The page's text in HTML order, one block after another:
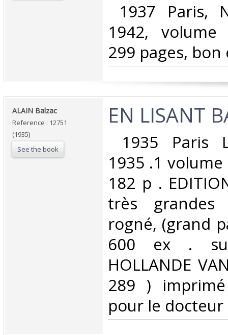
1937 Paris,
1942,
299 pages, bon
‎ALAIN Balzac‎
Reference : 12751
(1935)
See the book
‎EN LISANT
1935 Paris
1935 .1
182 p .
très grandes
rogné, (grand
600 ex .
HOLLANDE
289 )
pour le